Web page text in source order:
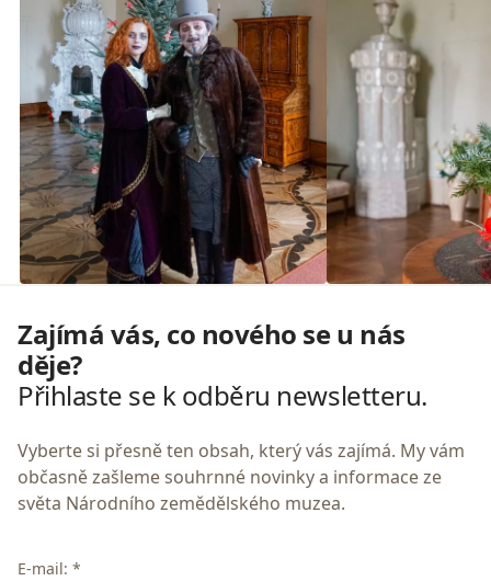
Zajímá vás, co nového se u nás
děje?
Přihlaste se k odběru newsletteru.
Vyberte si přesně ten obsah, který vás zajímá. My vám
občasně zašleme souhrnné novinky a informace ze
světa Národního zemědělského muzea.
E-mail: *